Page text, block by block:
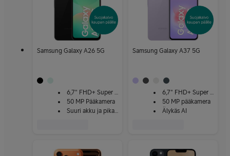
Samsung Galaxy A26 5G
6,7" FHD+ Super AMOLED
50 MP Pääkamera
Suuri akku ja pikalataus
Samsung Galaxy A37 5G
6,7" FHD+ Super AMOLED
50 MP pääkamera
Älykäs AI